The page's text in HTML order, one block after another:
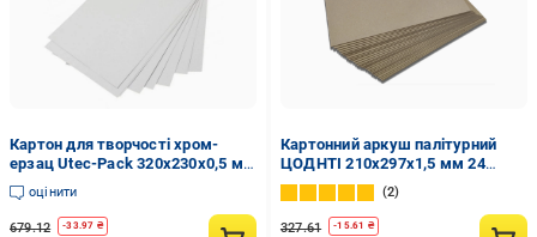
Картон для творчості хром-
ерзац Utec-Pack 320x230x0,5 мм
щільність 400 г/м2 100 аркушів
(11664046)
оцінити
679.12 -33.97 ₴
Картонний аркуш палітурний
ЦОДНТІ 210х297х1,5 мм 24
аркушів Бурий (КPL-210/297-1,5-
24-4)
2
327.61 -15.61 ₴